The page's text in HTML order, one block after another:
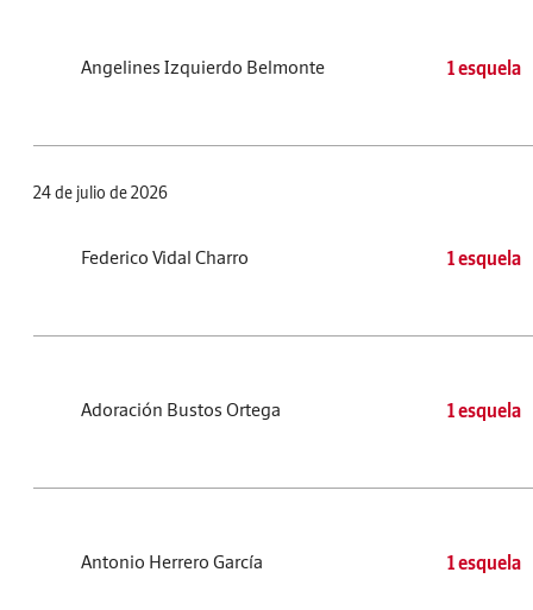
Angelines Izquierdo Belmonte 1 esquela
24 de julio de 2026
Federico Vidal Charro 1 esquela
Adoración Bustos Ortega 1 esquela
Antonio Herrero García 1 esquela